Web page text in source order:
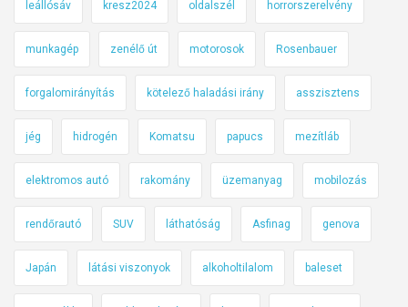
leállósáv kresz2024 oldalszél horrorszerelvény
munkagép zenélő út motorosok Rosenbauer
forgalomirányítás kötelező haladási irány asszisztens
jég hidrogén Komatsu papucs mezítláb
elektromos autó rakomány üzemanyag mobilozás
rendőrautó SUV láthatóság Asfinag genova
Japán látási viszonyok alkoholtilalom baleset